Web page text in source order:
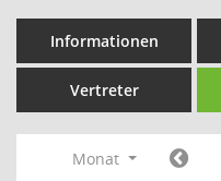
Informationen
Vertreter
Monat